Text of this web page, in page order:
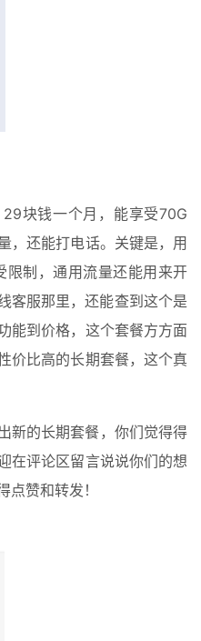
块钱一个月，能享受70G
，还能打电话。关键是，用
限制，通用流量还能用来开
客服那里，还能查到这个是
能到价格，这个套餐方方面
价比高的长期套餐，这个真
新的长期套餐，你们觉得得
在评论区留言说说你们的想
赞和转发！